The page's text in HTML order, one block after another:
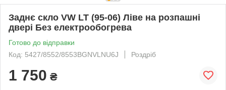
Заднє скло VW LT (95-06) Ліве на розпашні
двері Без електрообогрева
Готово до відправки
Код: 5427/8552/8553BGNVLNU6J
Роздріб
1 750 ₴